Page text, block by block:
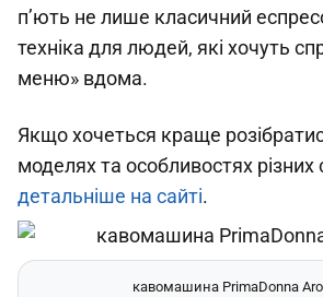
п’ють не лише класичний
техніка для людей, які хочуть
меню» вдома.
Якщо хочеться краще
моделях та особливостях різних
детальніше на сайті.
кавомашина PrimaDonna